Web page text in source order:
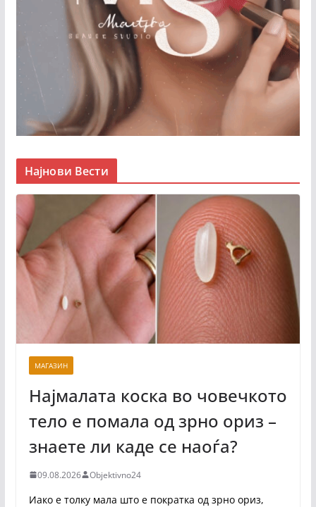
Најнови Вести
МАГАЗИН
Најмалата коска во човечкото
тело е помала од зрно ориз –
знаете ли каде се наоѓа?
09.08.2026 Objektivno24
Иако е толку мала што е пократка од зрно ориз,